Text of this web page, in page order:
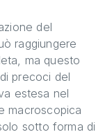
del
raggiungere
ma questo
precoci del
estesa nel
macroscopica
sotto forma di